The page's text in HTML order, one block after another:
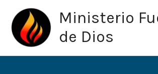
contenido
Ministerio
de Dios